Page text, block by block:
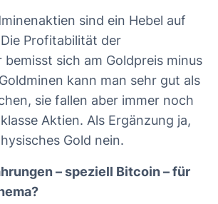
sind ein Hebel auf
Profitabilität der
sich am Goldpreis minus
kann man sehr gut als
sie fallen aber immer noch
Aktien. Als Ergänzung ja,
Gold nein.
– speziell Bitcoin – für